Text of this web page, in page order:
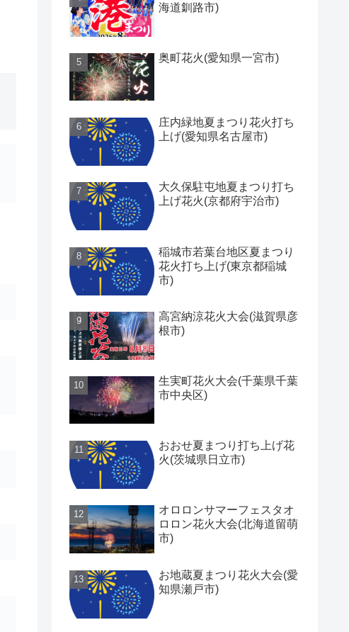
海道釧路市)
奥町花火(愛知県一宮市)
庄内緑地夏まつり花火打ち
上げ(愛知県名古屋市)
大久保駐屯地夏まつり打ち
上げ花火(京都府宇治市)
稲城市若葉台地区夏まつり
花火打ち上げ(東京都稲城
市)
高宮納涼花火大会(滋賀県彦
根市)
生実町花火大会(千葉県千葉
市中央区)
おおせ夏まつり打ち上げ花
火(茨城県日立市)
オロロンサマーフェスタオ
ロロン花火大会(北海道留萌
市)
お地蔵夏まつり花火大会(愛
知県瀬戸市)